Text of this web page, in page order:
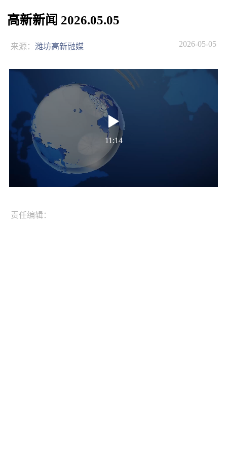
高新新闻 2026.05.05
来源： 潍坊高新融媒 2026-05-05
11:14
责任编辑：